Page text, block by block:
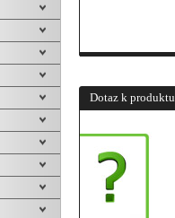
Dotaz k produktu